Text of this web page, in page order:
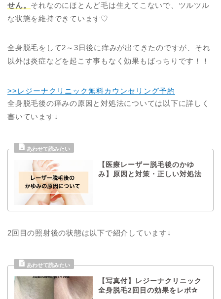
せん。 それなのにほとんど毛は生えてこないで、ツルツル
な状態を維持できています♡
全身脱毛をして2～3日後に痒みが出てきたのですが、それ
以外は炎症などを起こす事もなく効果もばっちりです！！
>>レジーナクリニック無料カウンセリング予約
全身脱毛後の痒みの原因と対処法については以下に詳しく
書いています↓
【医療レーザー脱毛後のかゆ
み】原因と対策・正しい対処法
2回目の照射後の状態は以下で紹介しています↓
【写真付】レジーナクリニック
全身脱毛2回目の効果をレポ✰